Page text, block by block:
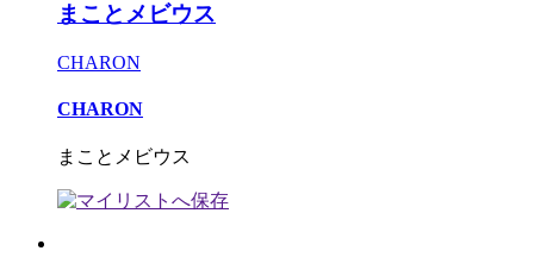
まことメビウス
CHARON
CHARON
まことメビウス